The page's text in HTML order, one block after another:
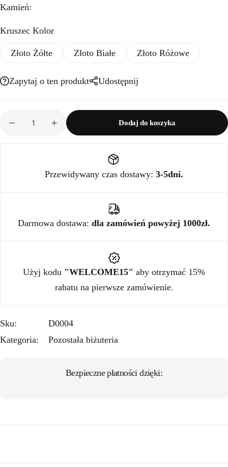
Kamień:
Kruszec Kolor
Złoto Żółte Złoto Białe Złoto Różowe
Zapytaj o ten produkt Udostępnij
Dodaj do koszyka
Przewidywany czas dostawy: 3-5dni.
Darmowa dostawa: dla zamówień powyżej 1000zł.
Użyj kodu "WELCOME15" aby otrzymać 15%
rabatu na pierwsze zamówienie.
Sku:
D0004
Kategoria:
Pozostała biżuteria
Bezpieczne płatności dzięki: